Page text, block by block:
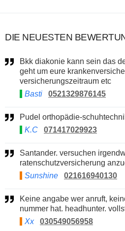
DIE NEUESTEN
Bkk diakonie kann sein das der anruf unangenehm ist. es
geht um eure
versicherungszeitraum etc
Basti
0521329876145
Pudel orthopädie-
K.C
071417029923
Santander. versuchen irgendwelche
ratenschutzversicherung
Sunshine
021616940130
Keine angabe wer anruft, keine angabe woher er die
nummer hat. headhunter.
Xx
030549056958